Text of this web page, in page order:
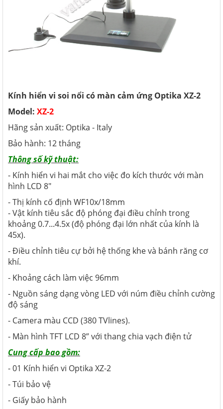
Kính hiển vi soi nổi có màn cảm ứng Optika XZ-2
Model: XZ-2
Hãng sản xuất: Optika - Italy
Bảo hành: 12 tháng
Thông số kỹ thuật:
- Kính hiển vi hai mắt cho việc đo kích thước với màn
hình LCD 8"
- Thị kính cố định WF10x/18mm
- Vật kính tiêu sắc độ phóng đại điều chỉnh trong
khoảng 0.7...4.5x (độ phóng đại lớn nhất của kính là
45x).
- Điều chỉnh tiêu cự bởi hệ thống khe và bánh răng cơ
khí.
- Khoảng cách làm việc 96mm
- Nguồn sáng dạng vòng LED với núm điều chỉnh cường
độ sáng
- Camera màu CCD (380 TVlines).
- Màn hình TFT LCD 8” với thang chia vạch điện tử
Cung cấp bao gồm:
- 01 Kính hiển vi Optika XZ-2
- Túi bảo vệ
- Giấy bảo hành